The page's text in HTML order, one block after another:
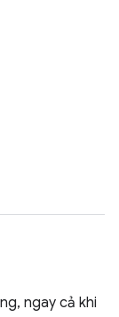
ngay cả khi